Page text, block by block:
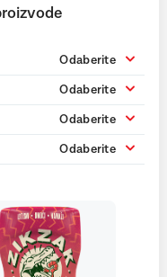
Odaberite
Odaberite
Odaberite
Odaberite